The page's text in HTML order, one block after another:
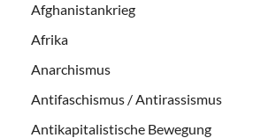
Afghanistankrieg
Afrika
Anarchismus
Antifaschismus / Antirassismus
Antikapitalistische Bewegung